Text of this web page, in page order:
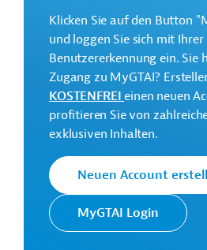
Weitere Informationen zu dem
finden Sie auf derWebseite der
GTAI informiert über die ADB:
Regularien und praktische
Geschäftsanbahnung.
Gesamtkosten:
38,2 Millionen US-Dollar
Geberbeitrag:
24,9 Millionen US-Dollar
Klicken Sie auf den Button
und loggen Sie sich mit Ihrer
Benutzererkennung ein. Sie
Zugang zu MyGTAI?
KOSTENFREIeinen neuen
profitieren Sie von
exklusiven Inhalten.
Neuen Account
MyGTAI Login